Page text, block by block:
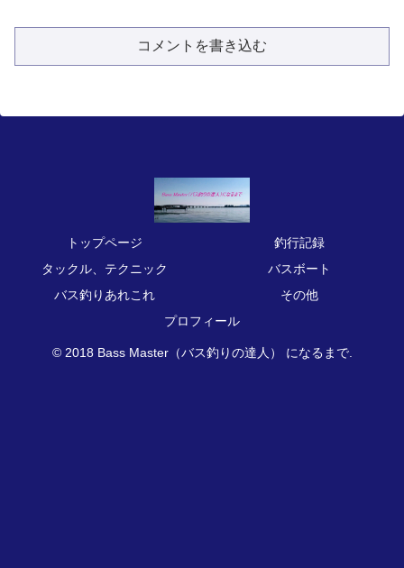
コメントを書き込む
トップページ
釣行記録
タックル、テクニック
バスボート
バス釣りあれこれ
その他
プロフィール
© 2018 Bass Master（バス釣りの達人） になるまで.